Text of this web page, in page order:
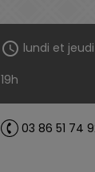
schedule lundi et jeudi
19h
call 03 86 51 74